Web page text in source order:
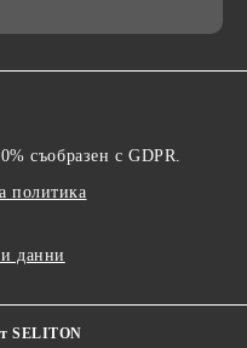
съобразен с GDPR.
политика
данни
SELITON